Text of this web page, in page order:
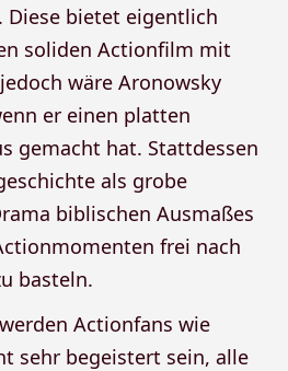
Diese bietet eigentlich
soliden Actionfilm mit
wäre Aronowsky
er einen platten
gemacht hat. Stattdessen
als grobe
biblischen Ausmaßes
frei nach
basteln.
Actionfans wie
sehr begeistert sein, alle